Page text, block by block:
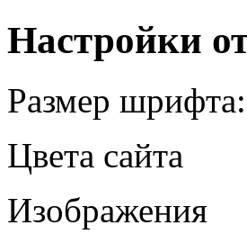
Настройки
Размер шрифта:
Цвета сайта
Изображения